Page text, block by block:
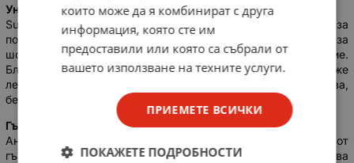
Универсална и широка съвместимост
Sunker Flex е универсална антена, която е подходяща за
повечето автомобили, което я прави чудесен избор за
шофьори, търсещи просто и ефективно решение.
Благодарение на стандартната система за монтаж, тя може
лесно да се монтира на различни модели превозни средства,
без да са необходими специализирани инструменти.
Гъвкава мачта с единична секция
Антената е оборудвана с едносекционна мачта, изработена от
гъвкава гума, с дължина 40 см. Тази конструкция осигурява
които може да я комбинират с друга
информация, която сте им
предоставили или която са събрали от
вашето използване на техните услуги.
ПРИЕМЕТЕ ВСИЧКИ
ПОКАЖЕТЕ ПОДРОБНОСТИ